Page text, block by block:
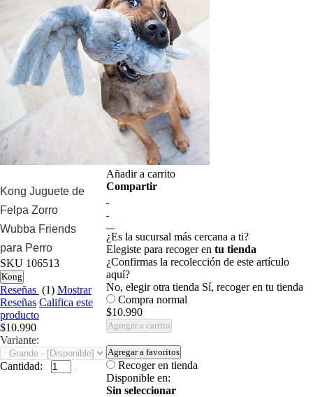
Kong Juguete de
Felpa Zorro
Wubba Friends
para Perro
SKU 106513
Kong
Reseñas (1) Mostrar
Reseñas Califica este
producto
$10.990
Variante:
Cantidad:
Añadir a carrito
Compartir
¿Es la sucursal más cercana a ti?
Elegiste para recoger en tu tienda
¿Confirmas la recolección de este artículo
aquí?
No, elegir otra tienda Sí, recoger en tu tienda
Compra normal
$10.990
Agregar a carrito
Agregar a favoritos
Recoger en tienda
Disponible en:
Sin seleccionar